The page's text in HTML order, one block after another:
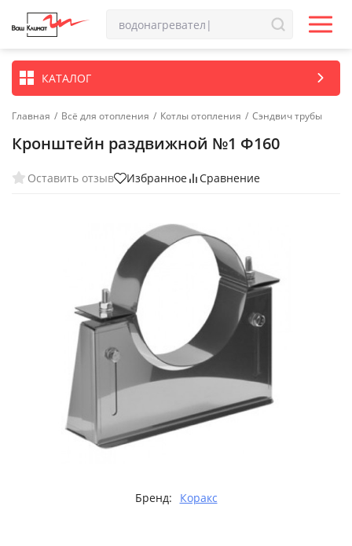
КАТАЛОГ
Главная / Всё для отопления / Котлы отопления / Сэндвич трубы
Кронштейн раздвижной №1 Ф160
Оставить отзыв Избранное Сравнение
Бренд: Коракс